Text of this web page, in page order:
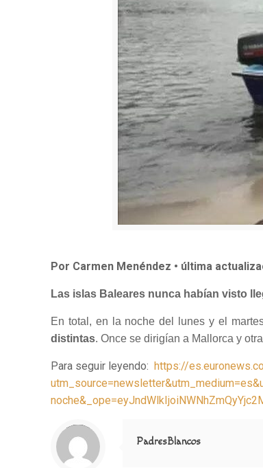
Por Carmen Menéndez • última
Las islas Baleares nunca habían visto
En total, en la noche del lunes y el
distintas. Once se dirigían a Mallorca y
Para seguir leyendo:https://
Notice
: Trying to access array offset on value of type null in
/home/misioner/public_html/padresblancos/themes/betheme/includes/content-single.php
on line
286
PadresBlancos